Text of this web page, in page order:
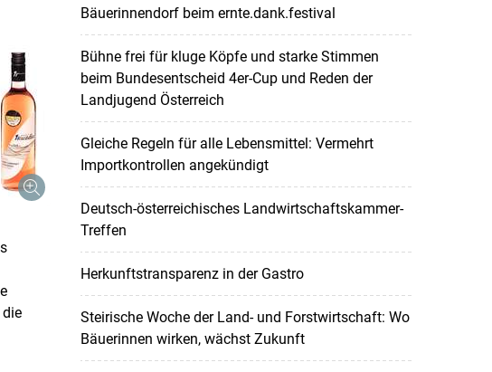
Bäuerinnendorf beim ernte.dank.festival
Bühne frei für kluge Köpfe und starke Stimmen
beim Bundesentscheid 4er-Cup und Reden der
Landjugend Österreich
Gleiche Regeln für alle Lebensmittel: Vermehrt
Importkontrollen angekündigt
Deutsch-österreichisches Landwirtschaftskammer-
Treffen
Herkunftstransparenz in der Gastro
Steirische Woche der Land- und Forstwirtschaft: Wo
Bäuerinnen wirken, wächst Zukunft